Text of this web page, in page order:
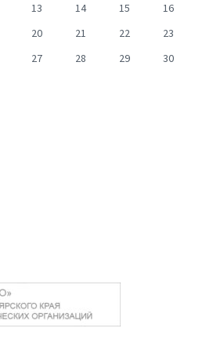
13 14 15
16
20 21 22
23
27 28 29
30